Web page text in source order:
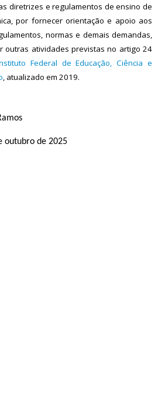
diretrizes e regulamentos de ensino de
por fornecer orientação e apoio aos
normas e demais demandas,
outras atividades previstas no artigo 24
Federal de Educação, Ciência e
, atualizado em 2019.
outubro de 2025